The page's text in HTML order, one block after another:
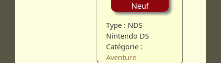
Neuf
Type : NDS
Nintendo DS
Catégorie :
Aventure